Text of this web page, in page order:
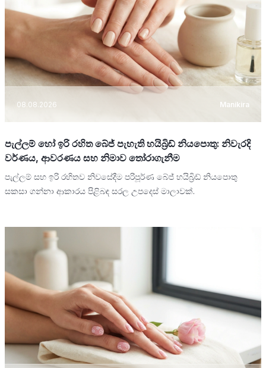
08.08.2026 Manikira
පැල්ලම් හෝ ඉරි රහිත බේජ් පැහැති හයිබ්‍රිඩ් නියපොතු: නිවැරදි
වර්ණය, ආවරණය සහ නිමාව තෝරාගැනීම
පැල්ලම් සහ ඉරි රහිතව නිවසේදීම පරිපූර්ණ බේජ් හයිබ්‍රිඩ් නියපොතු
සකසා ගන්නා ආකාරය පිළිබඳ සරල උපදෙස් මාලාවක්.